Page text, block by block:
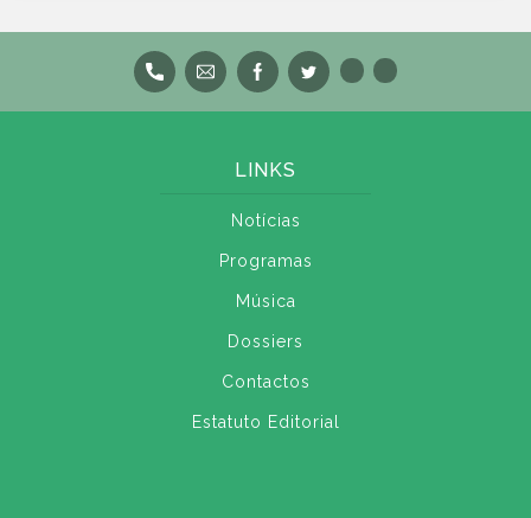
LINKS
Notícias
Programas
Música
Dossiers
Contactos
Estatuto Editorial